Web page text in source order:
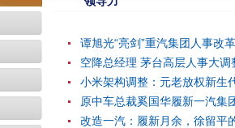
谭旭光“亮剑”重汽集团人事改
空降总经理 茅台高层人事大调
小米架构调整：元老放权新生
原中车总裁奚国华履新一汽集
改造一汽：履新月余，徐留平